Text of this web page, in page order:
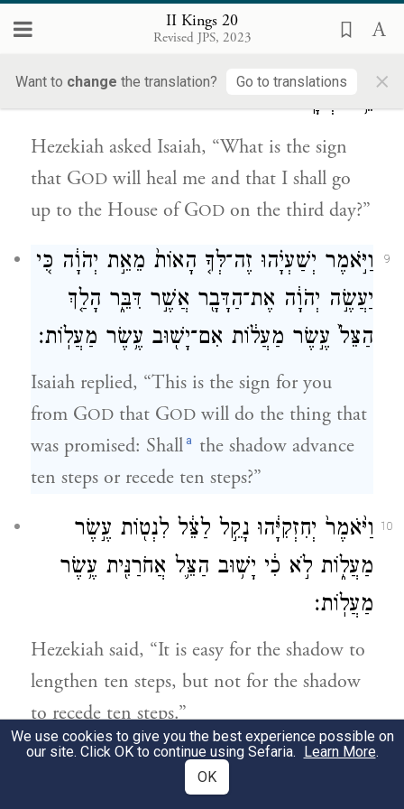
II Kings 20
Revised JPS, 2023
Want to change the translation? Go to translations ×
וַיֹּ֤אמֶר חִזְקִיָּ֙הוּ֙ אֶֽל־יְשַׁעְיָ֔הוּ מָ֣ה א֔וֹת
בֵּ֥ית יְהֹוָֽה׃
Hezekiah asked Isaiah, “What is the sign
that GOD will heal me and that I shall go
up to the House of GOD on the third day?”
9
וַיֹּ֣אמֶר יְשַׁעְיָ֗הוּ זֶה־לְּךָ֤ הָאוֹת֙ מֵאֵ֣ת יְהֹוָ֔ה כִּ֚י
יַעֲשֶׂ֣ה יְהֹוָ֔ה אֶת־הַדָּבָ֖ר אֲשֶׁ֣ר דִּבֵּ֑ר הָלַ֤ךְ
הַצֵּל֙ עֶ֣שֶׂר מַעֲל֔וֹת אִם־יָשׁ֖וּב עֶ֥שֶׂר מַעֲלֽוֹת׃
Isaiah replied, “This is the sign for you
from GOD that GOD will do the thing that
was promised: Shall a the shadow advance
ten steps or recede ten steps?”
10
וַיֹּ֙אמֶר֙ יְחִזְקִיָּ֔הוּ נָקֵ֣ל לַצֵּ֔ל לִנְט֖וֹת עֶ֣שֶׂר
מַעֲל֑וֹת לֹ֣א כִ֔י יָשׁ֥וּב הַצֵּ֛ל אֲחֹרַנִּ֖ית עֶ֥שֶׂר
מַעֲלֽוֹת׃
Hezekiah said, “It is easy for the shadow to
lengthen ten steps, but not for the shadow
to recede ten steps.”
וַיִּקְרָ֛א יְשַׁעְיָ֥הוּ הַנָּבִ֖יא אֶל־יְהֹוָ֑ה וַיָּ֣שֶׁב
We use cookies to give you the best experience possible on
our site. Click OK to continue using Sefaria. Learn More.
OK